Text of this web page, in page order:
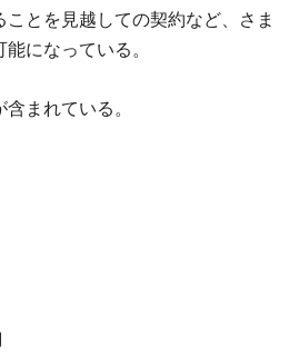
とを見越しての契約など、さま
になっている。
まれている。